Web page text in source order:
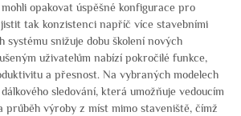
opakovat úspěšné konfigurace pro
tak konzistenci napříč více stavebními
snižuje dobu školení nových
uživatelům nabízí pokročilé funkce,
a přesnost. Na vybraných modelech
sledování, která umožňuje vedoucím
průběh výroby z míst mimo staveniště, čímž